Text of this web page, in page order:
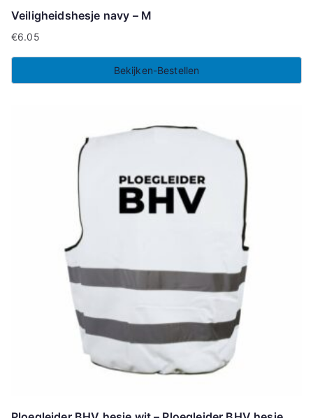
Veiligheidshesje navy – M
€6.05
Bekijken-Bestellen